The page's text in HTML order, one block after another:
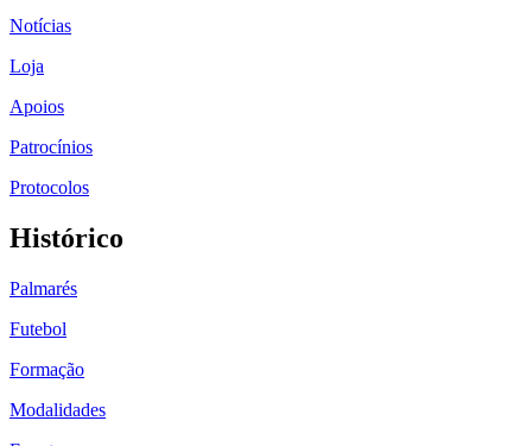
Notícias
Loja
Apoios
Patrocínios
Protocolos
Histórico
Palmarés
Futebol
Formação
Modalidades